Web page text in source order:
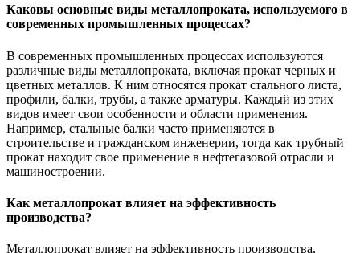
Каковы основные виды металлопроката, используемого в
современных промышленных процессах?
В современных промышленных процессах используются
различные виды металлопроката, включая прокат черных и
цветных металлов. К ним относятся прокат стального листа,
профили, балки, трубы, а также арматуры. Каждый из этих
видов имеет свои особенности и области применения.
Например, стальные балки часто применяются в
строительстве и гражданском инженерии, тогда как трубный
прокат находит свое применение в нефтегазовой отрасли и
машиностроении.
Как металлопрокат влияет на эффективность
производства?
Металлопрокат влияет на эффективность производства,